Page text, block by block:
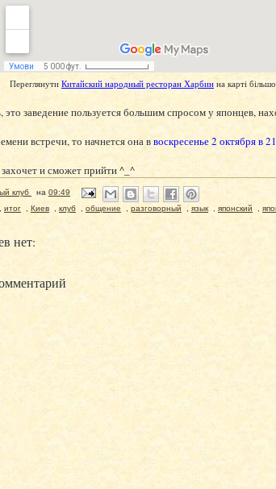
Переглянути Китайский народный ресторан Харбин на карті
это заведение пользуется большим спросом у японцев,
встречи, то начнется она ввоскресенье 2 октября в
и сможет прийти ^_^
клуб на 09:49
, итог , Киев , клуб , общение , разговорный , язык , японский ,
нет: